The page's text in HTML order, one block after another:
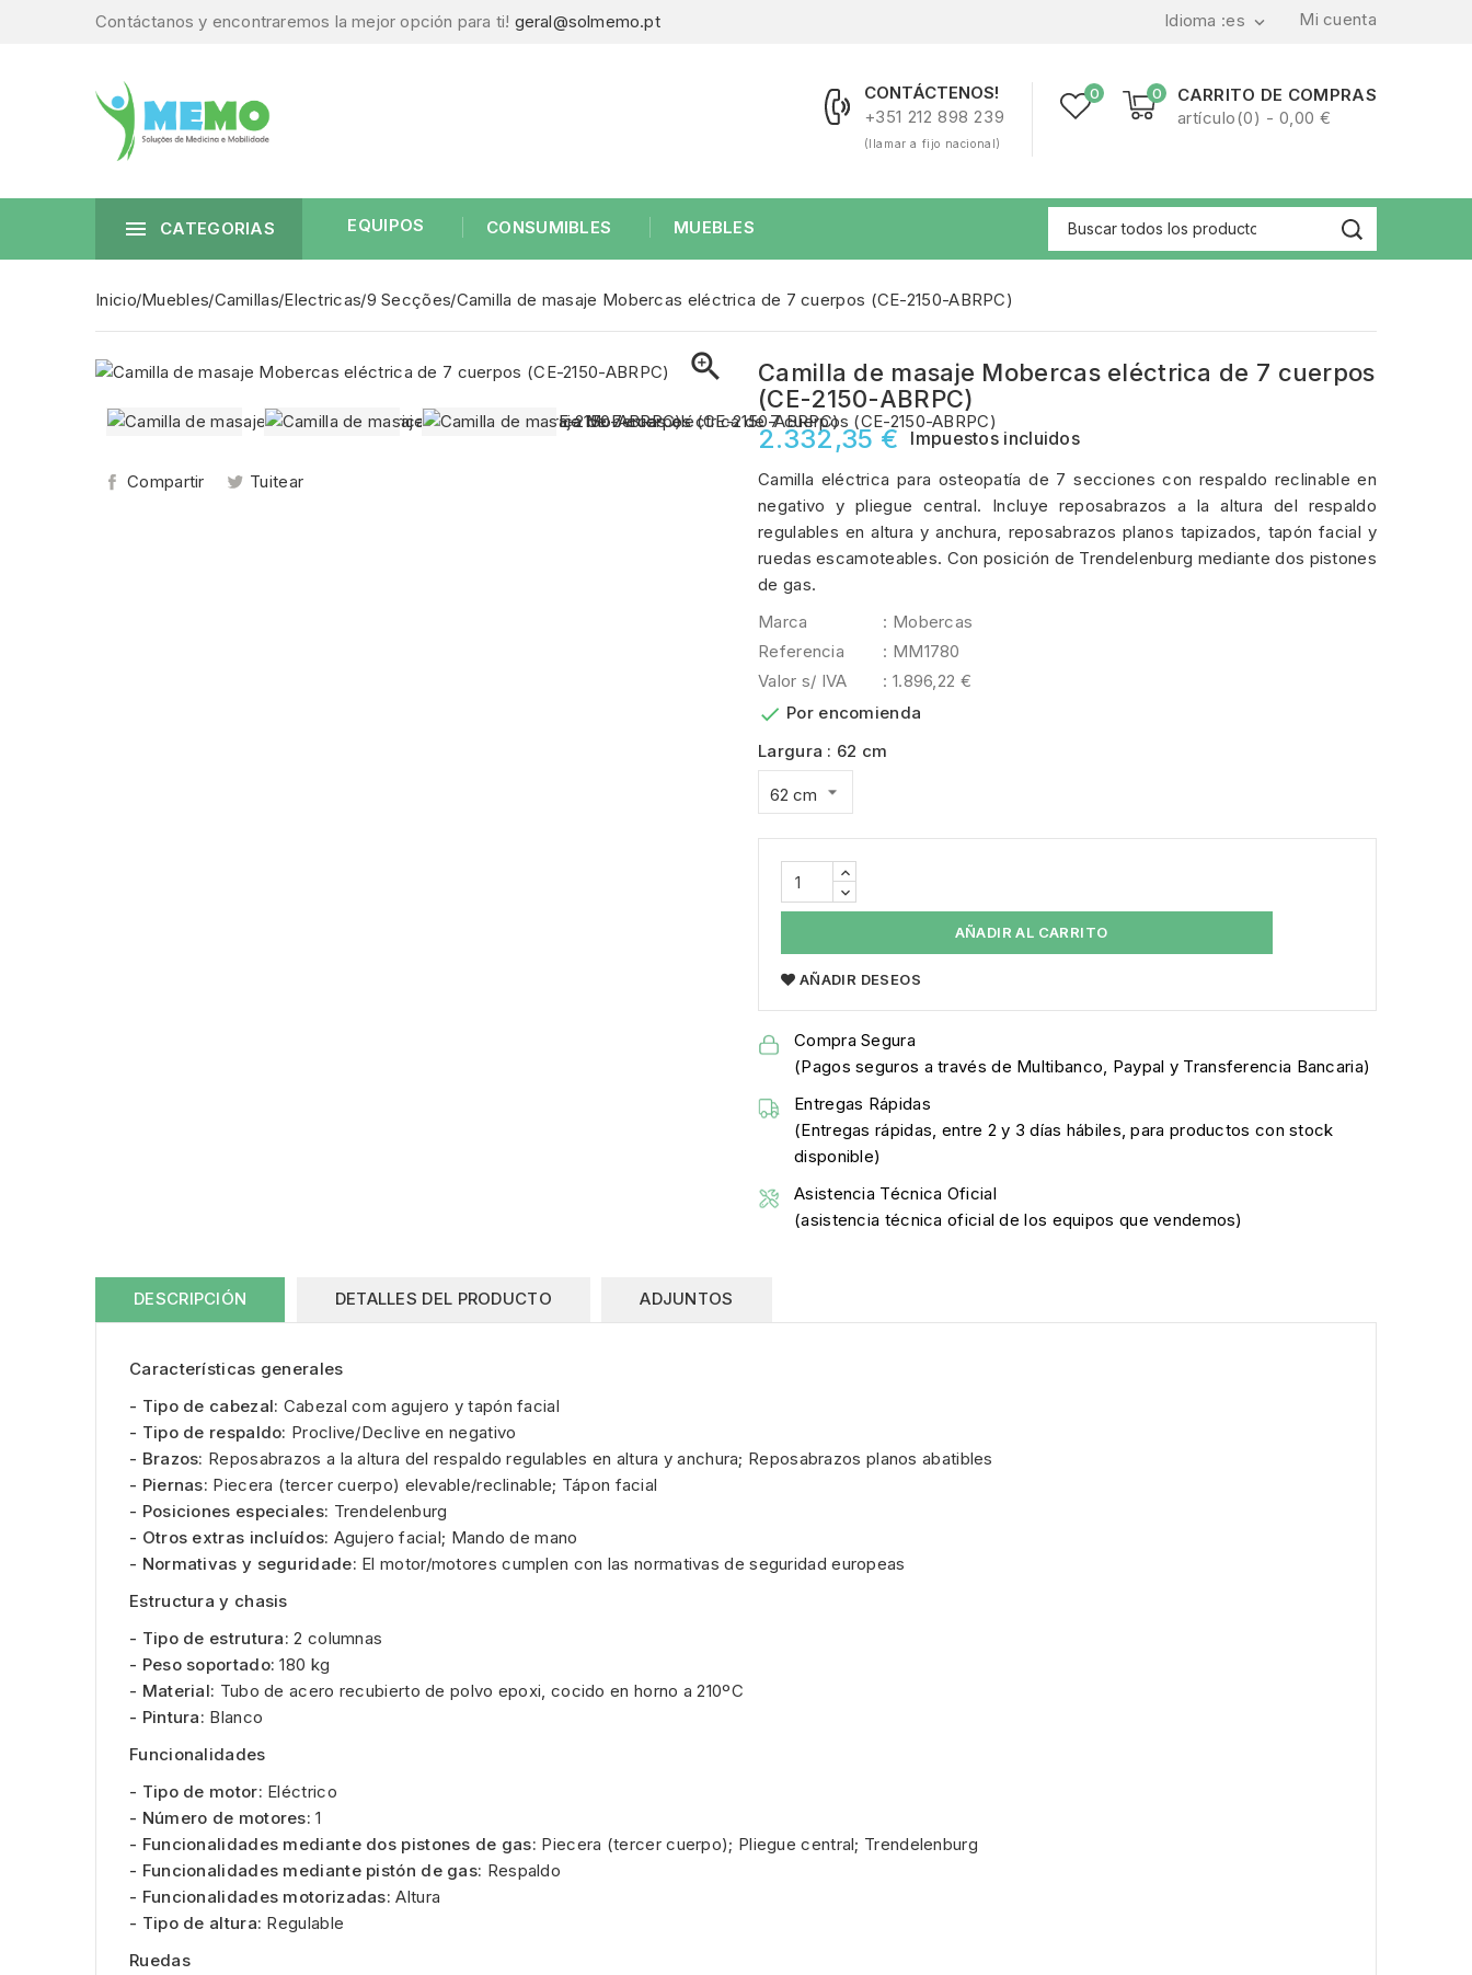
Contáctanos y encontraremos la mejor opción para ti! geral@solmemo.pt Mi cuenta
Idioma :es 
0
CARRITO DE COMPRAS
artículo(0) - 0,00 €
0
CONTÁCTENOS!
+351 212 898 239
(llamar a fijo nacional)
 CATEGORIAS EQUIPOS CONSUMIBLES MUEBLES
Inicio Muebles Camillas Electricas 9 Secções Camilla de masaje Mobercas eléctrica de 7 cuerpos (CE-2150-ABRPC)

Compartir Tuitear
Camilla de masaje Mobercas eléctrica de 7 cuerpos
(CE-2150-ABRPC)
2.332,35 € Impuestos incluidos
Camilla eléctrica para osteopatía de 7 secciones con respaldo reclinable en
negativo y pliegue central. Incluye reposabrazos a la altura del respaldo
regulables en altura y anchura, reposabrazos planos tapizados, tapón facial y
ruedas escamoteables. Con posición de Trendelenburg mediante dos pistones
de gas.
Marca
: Mobercas
Referencia
: MM1780
Valor s/ IVA
: 1.896,22 €
 Por encomienda
Largura : 62 cm
AÑADIR AL CARRITO
AÑADIR DESEOS
Compra Segura
(Pagos seguros a través de Multibanco, Paypal y Transferencia Bancaria)
Entregas Rápidas
(Entregas rápidas, entre 2 y 3 días hábiles, para productos con stock
disponible)
Asistencia Técnica Oficial
(asistencia técnica oficial de los equipos que vendemos)
DESCRIPCIÓN DETALLES DEL PRODUCTO ADJUNTOS
Características generales
- Tipo de cabezal: Cabezal com agujero y tapón facial
- Tipo de respaldo: Proclive/Declive en negativo
- Brazos: Reposabrazos a la altura del respaldo regulables en altura y anchura; Reposabrazos planos abatibles
- Piernas: Piecera (tercer cuerpo) elevable/reclinable; Tápon facial
- Posiciones especiales: Trendelenburg
- Otros extras incluídos: Agujero facial; Mando de mano
- Normativas y seguridade: El motor/motores cumplen con las normativas de seguridad europeas
Estructura y chasis
- Tipo de estrutura: 2 columnas
- Peso soportado: 180 kg
- Material: Tubo de acero recubierto de polvo epoxi, cocido en horno a 210ºC
- Pintura: Blanco
Funcionalidades
- Tipo de motor: Eléctrico
- Número de motores: 1
- Funcionalidades mediante dos pistones de gas: Piecera (tercer cuerpo); Pliegue central; Trendelenburg
- Funcionalidades mediante pistón de gas: Respaldo
- Funcionalidades motorizadas: Altura
- Tipo de altura: Regulable
Ruedas